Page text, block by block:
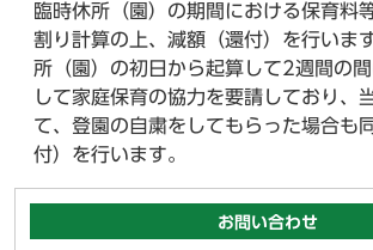
臨時休所（園）の期間における保育料
割り計算の上、減額（還付）を行いま
所（園）の初日から起算して2週間の
して家庭保育の協力を要請しており、
て、登園の自粛をしてもらった場合も
付）を行います。
お問い合わせ